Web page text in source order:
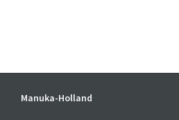
Manuka-Holland